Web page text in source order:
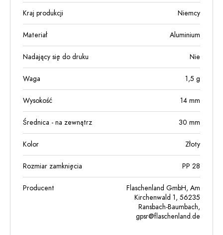
Kraj produkcji Niemcy
Materiał Aluminium
Nadający się do druku Nie
Waga 1,5 g
Wysokość 14 mm
Średnica - na zewnątrz 30 mm
Kolor Złoty
Rozmiar zamknięcia PP 28
Producent
Flaschenland GmbH, Am
Kirchenwald 1, 56235
Ransbach-Baumbach,
gpsr@flaschenland.de